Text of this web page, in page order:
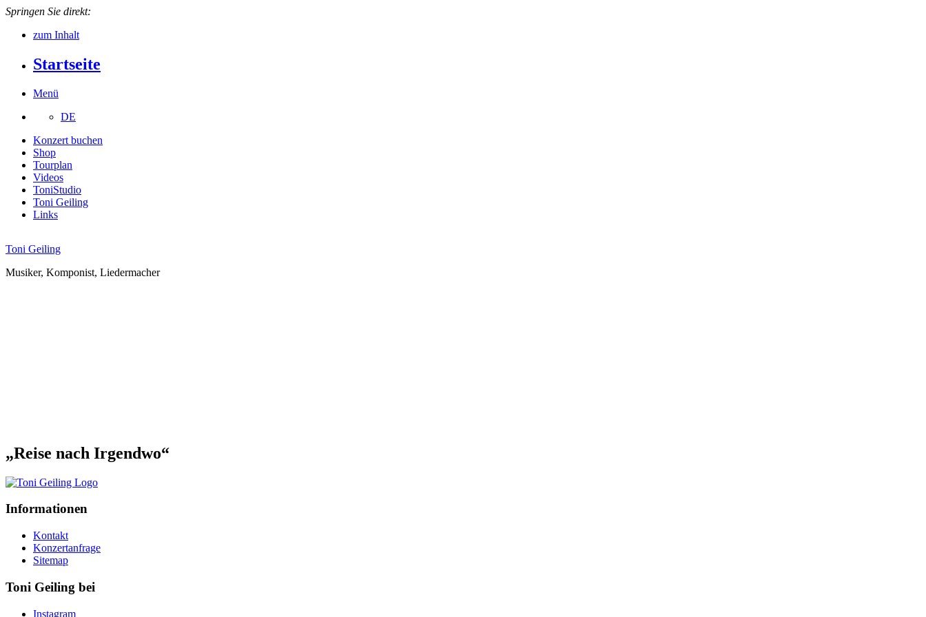
Springen Sie direkt:
zum Inhalt
Startseite
Menü
DE
Konzert buchen
Shop
Tourplan
Videos
ToniStudio
Toni Geiling
Links
Toni Geiling
Musiker, Komponist, Liedermacher
„Reise nach Irgendwo“
Informationen
Kontakt
Konzertanfrage
Sitemap
Toni Geiling bei
Instagram